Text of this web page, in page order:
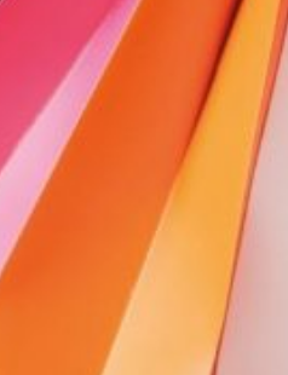
Suscribirme gratis
Dirección de correo electrónico